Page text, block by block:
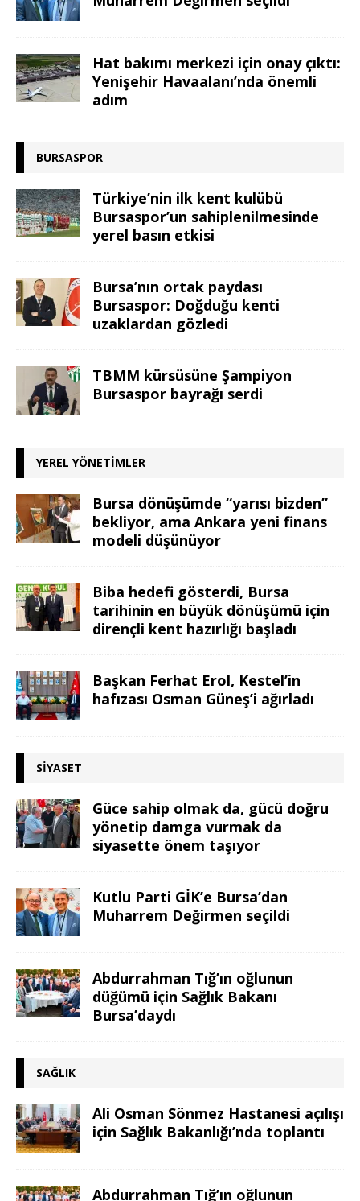
Hat bakımı merkezi için onay çıktı:
Yenişehir Havaalanı’nda önemli
adım
BURSASPOR
Türkiye’nin ilk kent kulübü
Bursaspor’un sahiplenilmesinde
yerel basın etkisi
Bursa’nın ortak paydası
Bursaspor: Doğduğu kenti
uzaklardan gözledi
TBMM kürsüsüne Şampiyon
Bursaspor bayrağı serdi
YEREL YÖNETIMLER
Bursa dönüşümde “yarısı bizden”
bekliyor, ama Ankara yeni finans
modeli düşünüyor
Biba hedefi gösterdi, Bursa
tarihinin en büyük dönüşümü için
dirençli kent hazırlığı başladı
Başkan Ferhat Erol, Kestel’in
hafızası Osman Güneş’i ağırladı
SIYASET
Güce sahip olmak da, gücü doğru
yönetip damga vurmak da
siyasette önem taşıyor
Kutlu Parti GİK’e Bursa’dan
Muharrem Değirmen seçildi
Abdurrahman Tığ’ın oğlunun
düğümü için Sağlık Bakanı
Bursa’daydı
SAĞLIK
Ali Osman Sönmez Hastanesi açılışı
için Sağlık Bakanlığı’nda toplantı
Abdurrahman Tığ’ın oğlunun